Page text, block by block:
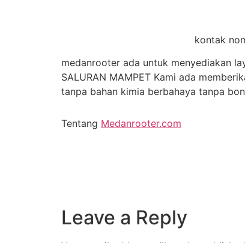
kontak
medanrooter ada untuk menyediakan
SALURAN MAMPET Kami ada
tanpa bahan kimia berbahaya tanpa
Tentang Medanrooter.com
Leave a Reply